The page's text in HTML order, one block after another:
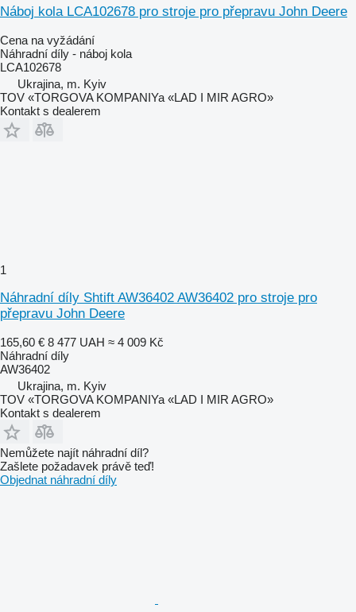
Náboj kola LCA102678 pro stroje pro přepravu John Deere
Cena na vyžádání
Náhradní díly - náboj kola
LCA102678
Ukrajina, m. Kyiv
TOV «TORGOVA KOMPANIYa «LAD I MIR AGRO»
Kontakt s dealerem
1
Náhradní díly Shtift AW36402 AW36402 pro stroje pro
přepravu John Deere
165,60 € 8 477 UAH ≈ 4 009 Kč
Náhradní díly
AW36402
Ukrajina, m. Kyiv
TOV «TORGOVA KOMPANIYa «LAD I MIR AGRO»
Kontakt s dealerem
Nemůžete najít náhradní díl?
Zašlete požadavek právě teď!
Objednat náhradní díly